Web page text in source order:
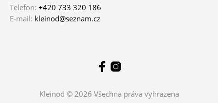
Telefon: +420 733 320 186
E-mail: kleinod@seznam.cz
Kleinod © 2026 Všechna práva vyhrazena